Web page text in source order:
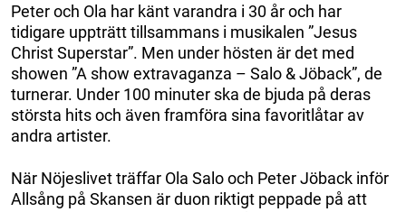
Peter och Ola har känt varandra i 30 år och har
tidigare uppträtt tillsammans i musikalen ”Jesus
Christ Superstar”. Men under hösten är det med
showen ”A show extravaganza – Salo & Jöback”, de
turnerar. Under 100 minuter ska de bjuda på deras
största hits och även framföra sina favoritlåtar av
andra artister.
När Nöjeslivet träffar Ola Salo och Peter Jöback inför
Allsång på Skansen är duon riktigt peppade på att